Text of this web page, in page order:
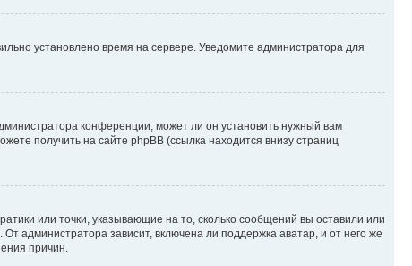
установлено время на сервере. Уведомите администратора для
конференции, может ли он установить нужный вам
получить на сайте phpBB (ссылка находится внизу страниц
или точки, указывающие на то, сколько сообщений вы оставили или
администратора зависит, включена ли поддержка аватар, и от него же
причин.